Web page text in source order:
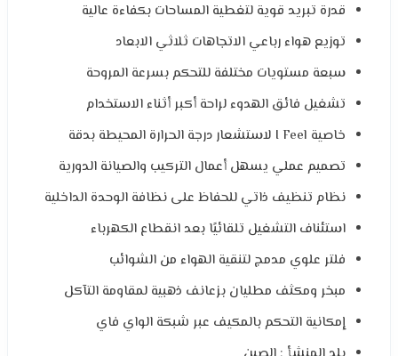
قدرة تبريد قوية لتغطية المساحات بكفاءة عالية
توزيع هواء رباعي الاتجاهات ثلاثي الابعاد
سبعة مستويات مختلفة للتحكم بسرعة المروحة
تشغيل فائق الهدوء لراحة أكبر أثناء الاستخدام
خاصية I Feel لاستشعار درجة الحرارة المحيطة بدقة
تصميم عملي يسهل أعمال التركيب والصيانة الدورية
نظام تنظيف ذاتي للحفاظ على نظافة الوحدة الداخلية
استئناف التشغيل تلقائيًا بعد انقطاع الكهرباء
فلتر علوي مدمج لتنقية الهواء من الشوائب
مبخر ومكثف مطليان بزعانف ذهبية لمقاومة التآكل
إمكانية التحكم بالمكيف عبر شبكة الواي فاي